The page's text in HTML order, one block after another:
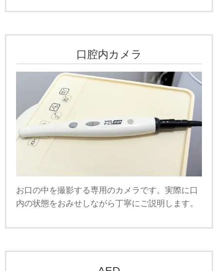
口腔内カメラ
お口の中を撮影する専用のカメラです。実際に口
内の状態をおみせしながら丁寧にご説明します。